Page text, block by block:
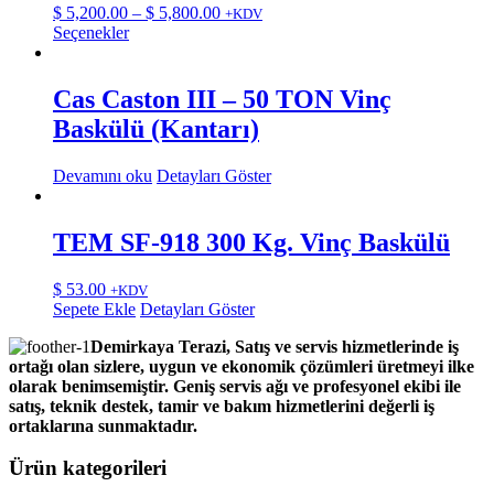
$ 5,200.00 – $ 5,800.00Fiyat
$ 5,800.00
+KDV
SeçeneklerBu
fazla
varyasyonu
var.
ürün
sayfasından
Cas Caston III – 50 TON Vinç
Baskülü (Kantarı)
Devamını oku Detayları Göster
TEM SF-918 300 Kg. Vinç Baskülü
$ 53.00 +KDV
Sepete Ekle Detayları Göster
Demirkaya Terazi, Satış ve servis hizmetlerinde iş
ortağı olan sizlere, uygun ve ekonomik çözümleri üretmeyi ilke
olarak benimsemiştir. Geniş servis ağı ve profesyonel ekibi ile
satış, teknik destek, tamir ve bakım hizmetlerini değerli iş
ortaklarına sunmaktadır.
Ürün kategorileri